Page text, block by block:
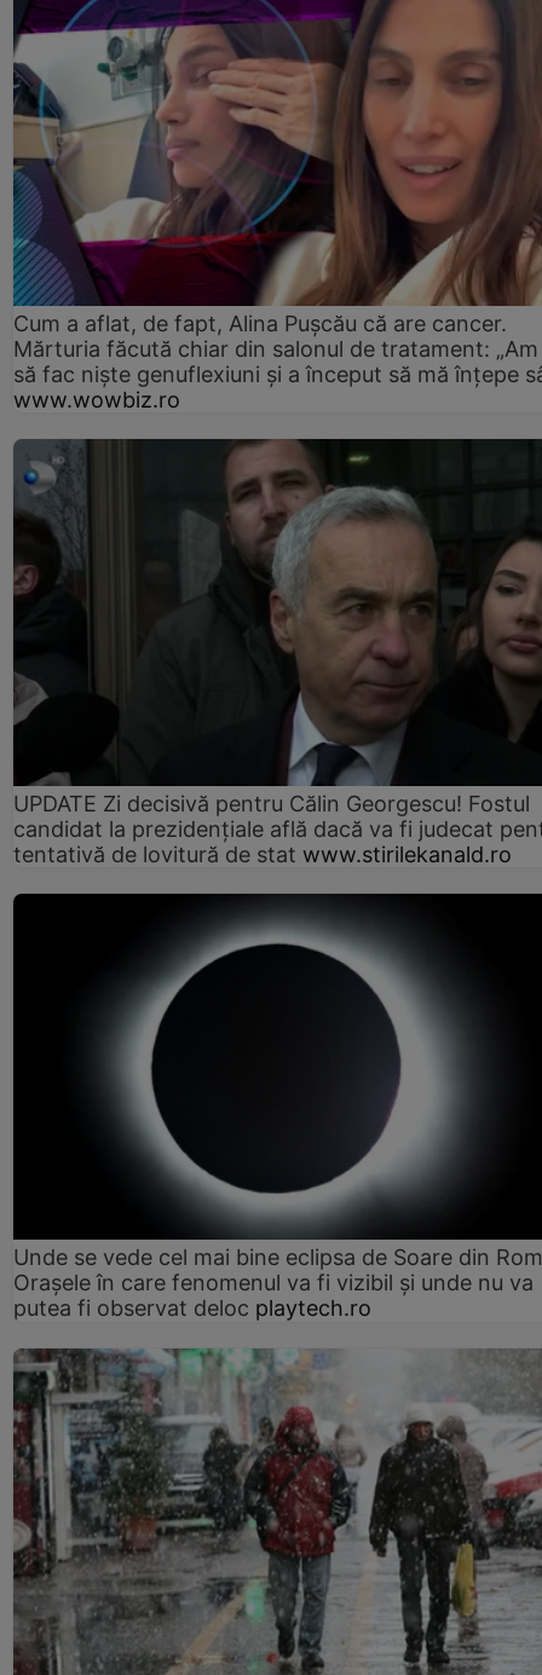
Cum a aflat, de fapt, Alina Pușcău că are cancer.
Mărturia făcută chiar din salonul de tratament:
să fac niște genuflexiuni și a început să mă înțepe
www.wowbiz.ro
UPDATE Zi decisivă pentru Călin Georgescu! Fostul
candidat la prezidențiale află dacă va fi judecat
tentativă de lovitură de stat www.stirilekanald.ro
Unde se vede cel mai bine eclipsa de Soare din
Orașele în care fenomenul va fi vizibil și unde nu va
putea fi observat deloc playtech.ro